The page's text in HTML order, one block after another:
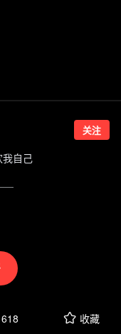
关注
自己
618 收藏